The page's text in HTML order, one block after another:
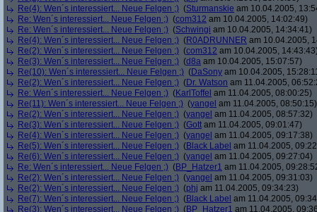
Re(4): Wen´s interessiert... Neue Felgen ;) (Sturmanskie am 10.04.2005,
Re: Wen´s interessiert... Neue Felgen ;) (com312 am 10.04.2005, 14:02:49)
Re: Wen´s interessiert... Neue Felgen ;) (Schwingi am 10.04.2005, 14:34:41)
Re(4): Wen´s interessiert... Neue Felgen ;) (R0ADRUNNER am 10.04.2005,
Re(2): Wen´s interessiert... Neue Felgen ;) (com312 am 10.04.2005,
Re(3): Wen´s interessiert... Neue Felgen ;) (d8a am 10.04.2005, 15:07:57)
Re(10): Wen´s interessiert... Neue Felgen ;) (DaSony am 10.04.2005,
Re(2): Wen´s interessiert... Neue Felgen ;) (Dr. Watson am 11.04.2005,
Re: Wen´s interessiert... Neue Felgen ;) (KarlToffel am 11.04.2005, 08:00:25)
Re(11): Wen´s interessiert... Neue Felgen ;) (yangel am 11.04.2005, 08:50:15)
Re(2): Wen´s interessiert... Neue Felgen ;) (yangel am 11.04.2005, 08:57:32)
Re(3): Wen´s interessiert... Neue Felgen ;) (Gott am 11.04.2005, 09:01:47)
Re(4): Wen´s interessiert... Neue Felgen ;) (yangel am 11.04.2005, 09:17:38)
Re(5): Wen´s interessiert... Neue Felgen ;) (Black Label am 11.04.2005,
Re(6): Wen´s interessiert... Neue Felgen ;) (yangel am 11.04.2005, 09:27:04)
Re: Wen´s interessiert... Neue Felgen ;) (BP_Hatzer1 am 11.04.2005,
Re(2): Wen´s interessiert... Neue Felgen ;) (yangel am 11.04.2005, 09:31:03)
Re(2): Wen´s interessiert... Neue Felgen ;) (phj am 11.04.2005, 09:34:23)
Re(7): Wen´s interessiert... Neue Felgen ;) (Black Label am 11.04.2005,
Re(3): Wen´s interessiert... Neue Felgen ;) (BP_Hatzer1 am 11.04.2005,